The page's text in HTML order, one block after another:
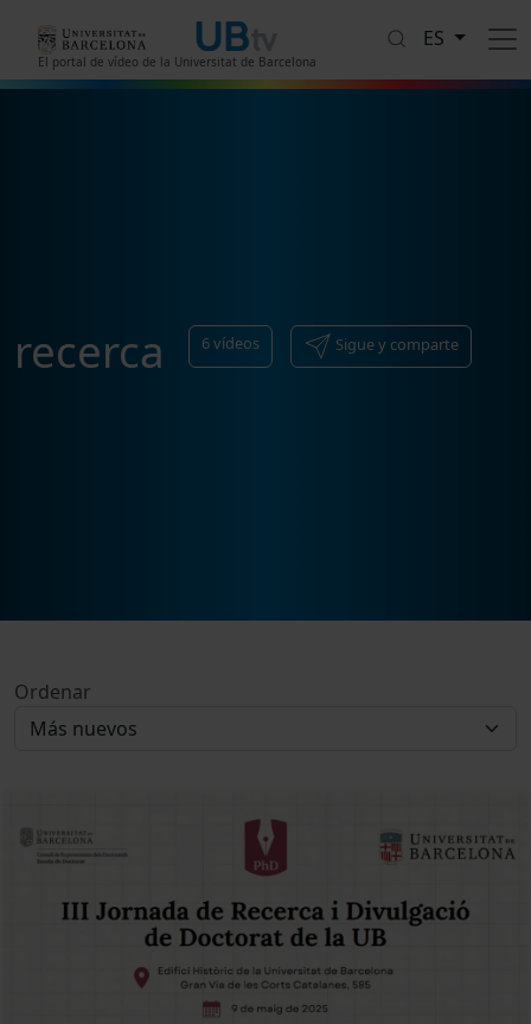
El portal de vídeo de la Universitat de Barcelona
ES
recerca 6vídeos Sigue y comparte
Ordenar